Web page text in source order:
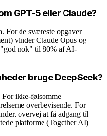
GPT-5 eller Claude?
For de sværeste opgaver
vinder Claude Opus og
"god nok" til 80% af AI-
bruge DeepSeek?
ikke-følsomme
overbevisende. For
overvej at få adgang til
platforme (Together AI)